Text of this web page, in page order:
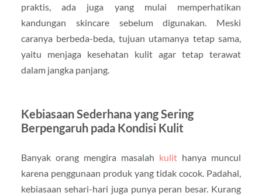
praktis, ada juga yang mulai memperhatikan
kandungan skincare sebelum digunakan. Meski
caranya berbeda-beda, tujuan utamanya tetap sama,
yaitu menjaga kesehatan kulit agar tetap terawat
dalam jangka panjang.
Kebiasaan Sederhana yang Sering
Berpengaruh pada Kondisi Kulit
Banyak orang mengira masalah kulit hanya muncul
karena penggunaan produk yang tidak cocok. Padahal,
kebiasaan sehari-hari juga punya peran besar. Kurang